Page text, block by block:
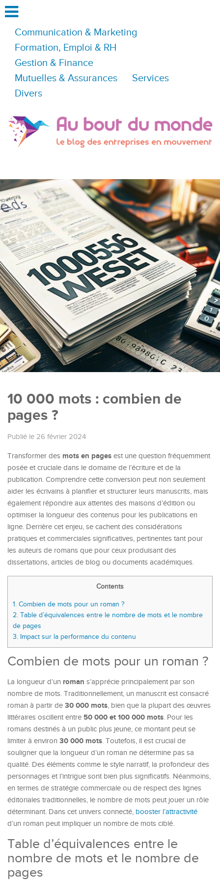
Communication & Marketing
Formation, Emploi & RH
Gestion & Finance
Mutuelles & Assurances
Services
Divers
10 000 mots : combien de
pages ?
Publié le 26 février 2024
Transformer des mots en pages est une question fréquemment
posée et cruciale dans le domaine de l’écriture et de la
publication. Comprendre cette conversion peut non seulement
aider les écrivains à planifier et structurer leurs manuscrits, mais
également répondre aux attentes des maisons d’édition ou
optimiser la longueur des contenus pour les publications en
ligne. Derrière cet enjeu, se cachent des considérations
pratiques et commerciales significatives, pertinentes tant pour
les auteurs de romans que pour ceux produisant des
dissertations, articles de blog ou documents académiques.
Contents
1. Combien de mots pour un roman ?
2. Table d’équivalences entre le nombre de mots et le nombre
de pages
3. Impact sur la performance du contenu
Combien de mots pour un roman ?
La longueur d’un roman s’apprécie principalement par son
nombre de mots. Traditionnellement, un manuscrit est consacré
roman à partir de 30 000 mots, bien que la plupart des œuvres
littéraires oscillent entre 50 000 et 100 000 mots. Pour les
romans destinés à un public plus jeune, ce montant peut se
limiter à environ 30 000 mots. Toutefois, il est crucial de
souligner que la longueur d’un roman ne détermine pas sa
qualité. Des éléments comme le style narratif, la profondeur des
personnages et l’intrigue sont bien plus significatifs. Néanmoins,
en termes de stratégie commerciale ou de respect des lignes
éditoriales traditionnelles, le nombre de mots peut jouer un rôle
déterminant. Dans cet univers connecté, booster l’attractivité
d’un roman peut impliquer un nombre de mots ciblé.
Table d’équivalences entre le
nombre de mots et le nombre de
pages